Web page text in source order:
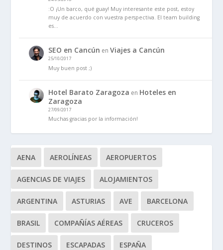
:O ¡Un barco, qué guay! Muy interesante este post, estoy
muy de acuerdo con vuestra perspectiva. El team building
es…
SEO en Cancún enViajes a Cancún
25/10/2017
Muy buen post ;)
Hotel Barato Zaragoza en Hoteles en
Zaragoza
27/09/2017
Muchas gracias por la información!
AENA AEROLÍNEAS AEROPUERTOS
AGENCIAS DE VIAJES ALOJAMIENTOS
ARGENTINA ASTURIAS AVE BARCELONA
BRASIL COMPAÑÍAS AÉREAS CRUCEROS
DESTINOS ESCAPADAS ESPAÑA